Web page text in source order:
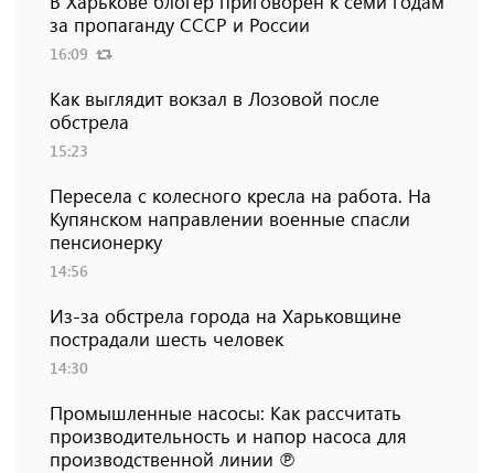
за пропаганду СССР и России
16:09
Как выглядит вокзал в Лозовой после
обстрела
15:23
Пересела с колесного кресла на работа. На
Купянском направлении военные спасли
пенсионерку
14:56
Из-за обстрела города на Харьковщине
пострадали шесть человек
14:30
Промышленные насосы: Как рассчитать
производительность и напор насоса для
производственной линии ℗